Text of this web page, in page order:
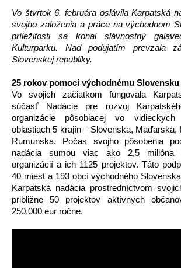
Vo štvrtok 6. februára oslávila Karpatská
svojho založenia a práce na východnom
príležitosti sa konal slávnostný
Kulturparku. Nad podujatím prevzala
Slovenskej republiky.
25 rokov pomoci východnému Slovensku
Vo svojich začiatkom fungovala
súčasť Nadácie pre rozvoj
organizácie pôsobiacej vo
oblastiach 5 krajín – Slovenska, Maďarska,
Rumunska. Počas svojho pôsobenia
nadácia sumou viac ako 2,5 milióna
organizácií a ich 1125 projektov. Táto
40 miest a 193 obcí východného
Karpatská nadácia prostredníctvom
približne 50 projektov aktívnych
250.000 eur ročne.